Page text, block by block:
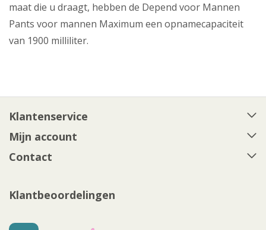
maat die u draagt, hebben de Depend voor Mannen
Pants voor mannen Maximum een opnamecapaciteit
van 1900 milliliter.
Klantenservice
Mijn account
Contact
Klantbeoordelingen